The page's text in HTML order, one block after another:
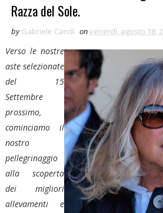
Razza del Sole.
by Gabriele Candi onvenerdì, agosto 18,
Verso le nostre
aste selezionate
del 15
Settembre
prossimo,
cominciamo il
nostro
pellegrinaggio
alla scoperta
dei migliori
allevamenti e